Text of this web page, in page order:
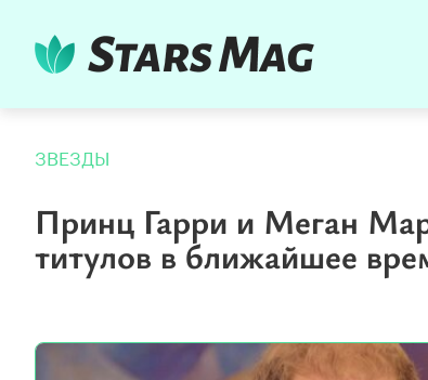
ЗВЕЗДЫ
Принц Гарри и Меган
титулов в ближайшее